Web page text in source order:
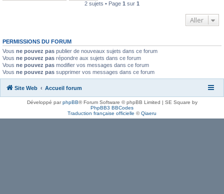
2 sujets • Page 1 sur 1
Aller
PERMISSIONS DU FORUM
Vous ne pouvez pas publier de nouveaux sujets dans ce forum
Vous ne pouvez pas répondre aux sujets dans ce forum
Vous ne pouvez pas modifier vos messages dans ce forum
Vous ne pouvez pas supprimer vos messages dans ce forum
Site Web Accueil forum
Développé parphpBB® Forum Software © phpBB Limited | SE Square by
PhpBB3 BBCodes
Traduction française officielle ©Qiaeru